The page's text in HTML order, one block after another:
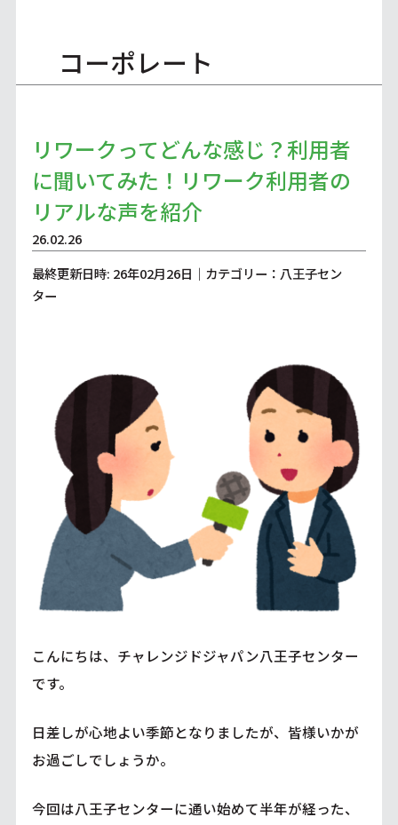
コーポレート
リワークってどんな感じ？利用者
に聞いてみた！リワーク利用者の
リアルな声を紹介
26.02.26
最終更新日時: 26年02月26日｜カテゴリー：八王子セン
ター
こんにちは、チャレンジドジャパン八王子センター
です。
日差しが心地よい季節となりましたが、皆様いかが
お過ごしでしょうか。
今回は八王子センターに通い始めて半年が経った、